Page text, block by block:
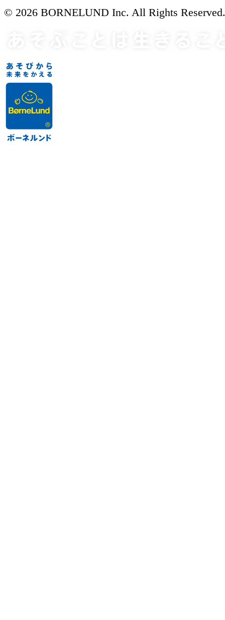
© 2026 BORNELUND Inc. All Rights Reserved.